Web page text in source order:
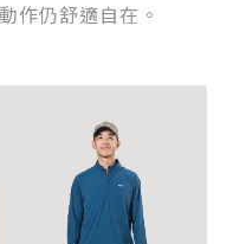
作仍舒適自在。